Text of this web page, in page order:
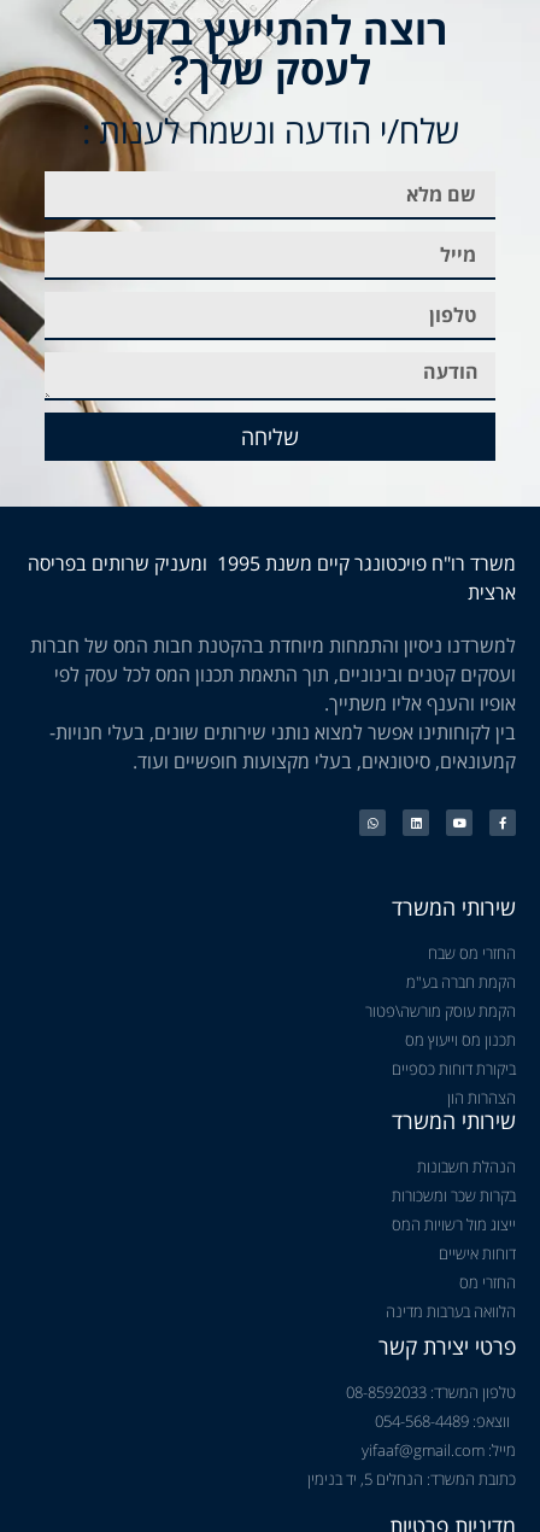
רוצה להתייעץ בקשר
לעסק שלך?
שלח/י הודעה ונשמח לענות :
שליחה
משרד רו"ח פויכטונגר קיים משנת 1995 ומעניק שרותים בפריסה
ארצית
למשרדנו ניסיון והתמחות מיוחדת בהקטנת חבות המס של חברות
ועסקים קטנים ובינוניים, תוך התאמת תכנון המס לכל עסק לפי
אופיו והענף אליו משתייך.
בין לקוחותינו אפשר למצוא נותני שירותים שונים, בעלי חנויות-
קמעונאים, סיטונאים, בעלי מקצועות חופשיים ועוד.
שירותי המשרד
החזרי מס שבח
הקמת חברה בע"מ
הקמת עוסק מורשה\פטור
תכנון מס וייעוץ מס
ביקורת דוחות כספיים
הצהרות הון
שירותי המשרד
הנהלת חשבונות
בקרות שכר ומשכורות
ייצוג מול רשויות המס
דוחות אישיים
החזרי מס
הלוואה בערבות מדינה
פרטי יצירת קשר
טלפון המשרד: 08-8592033
ווצאפ: 054-568-4489
מייל: yifaaf@gmail.com
כתובת המשרד: הנחלים 5, יד בנימין
מדיניות פרטיות